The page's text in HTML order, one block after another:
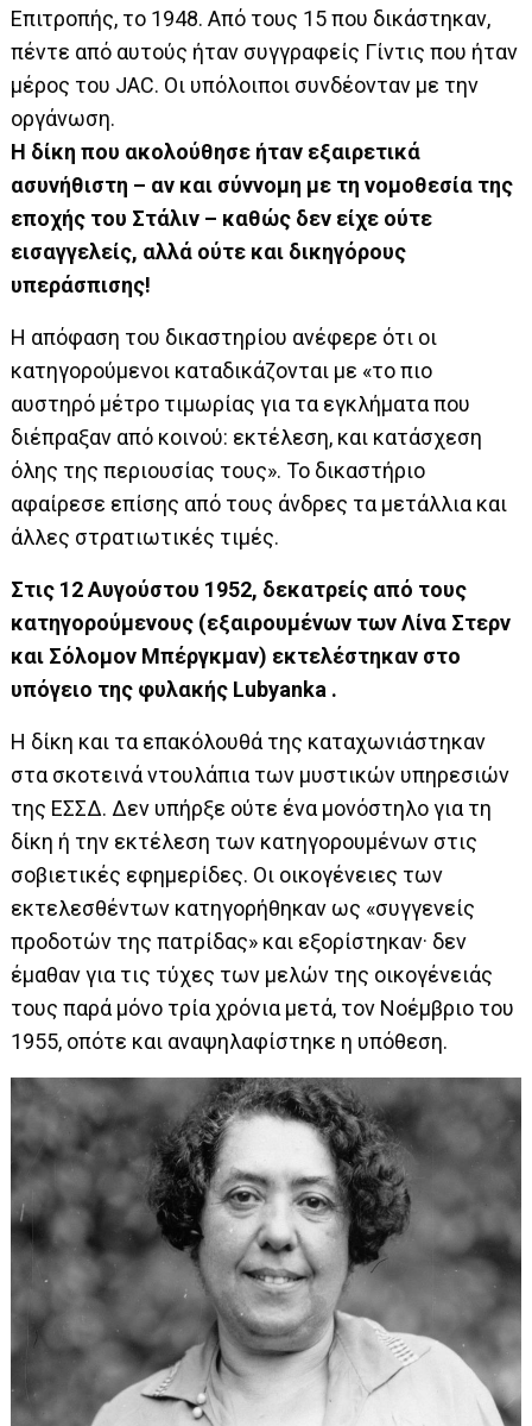
Επιτροπής, το 1948. Από τους 15 που δικάστηκαν,
πέντε από αυτούς ήταν συγγραφείς Γίντις που ήταν
μέρος του JAC. Οι υπόλοιποι συνδέονταν με την
οργάνωση.
Η δίκη που ακολούθησε ήταν εξαιρετικά
ασυνήθιστη – αν και σύννομη με τη νομοθεσία της
εποχής του Στάλιν – καθώς δεν είχε ούτε
εισαγγελείς, αλλά ούτε και δικηγόρους
υπεράσπισης!
Η απόφαση του δικαστηρίου ανέφερε ότι οι
κατηγορούμενοι καταδικάζονται με «το πιο
αυστηρό μέτρο τιμωρίας για τα εγκλήματα που
διέπραξαν από κοινού: εκτέλεση, και κατάσχεση
όλης της περιουσίας τους». Το δικαστήριο
αφαίρεσε επίσης από τους άνδρες τα μετάλλια και
άλλες στρατιωτικές τιμές.
Στις 12 Αυγούστου 1952, δεκατρείς από τους
κατηγορούμενους (εξαιρουμένων των Λίνα Στερν
και Σόλομον Μπέργκμαν) εκτελέστηκαν στο
υπόγειο της φυλακής Lubyanka .
Η δίκη και τα επακόλουθά της καταχωνιάστηκαν
στα σκοτεινά ντουλάπια των μυστικών υπηρεσιών
της ΕΣΣΔ. Δεν υπήρξε ούτε ένα μονόστηλο για τη
δίκη ή την εκτέλεση των κατηγορουμένων στις
σοβιετικές εφημερίδες. Οι οικογένειες των
εκτελεσθέντων κατηγορήθηκαν ως «συγγενείς
προδοτών της πατρίδας» και εξορίστηκαν· δεν
έμαθαν για τις τύχες των μελών της οικογένειάς
τους παρά μόνο τρία χρόνια μετά, τον Νοέμβριο του
1955, οπότε και αναψηλαφίστηκε η υπόθεση.